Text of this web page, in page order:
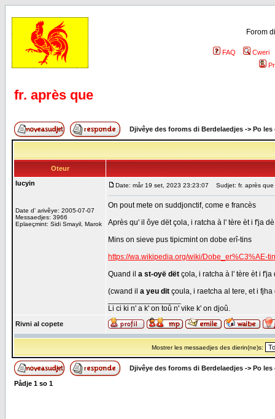
Forom
FAQ
Cweri
fr. après que
Djivêye des foroms di Berdelaedjes -> Po les
Oteur
lucyin
Date d' arivêye: 2005-07-07
Messaedjes: 3966
Eplaeçmint: Sidi Smayil, Marok
Date: mår 19 set, 2023 23:23:07 Sudjet: fr. après que
On pout mete on suddjonctif, come e francès
Après qu' il ôye dët çola, i ratcha à l' tère èt i f'ja
Mins on sieve pus tipicmint on dobe erî-tins
https://wa.wikipedia.org/wiki/Dobe_er%C3%AE-
Quand il a st-oyë dët çola, i ratcha à l' tère èt i
(cwand il a yeu dit çoula, i raetcha al tere, et i
Li ci ki n' a k' on toû n' vike k' on djoû.
Rivni al copete
Mostrer les messaedjes des dierin(ne)s:
Djivêye des foroms di Berdelaedjes -> Po les
Pådje 1 so 1